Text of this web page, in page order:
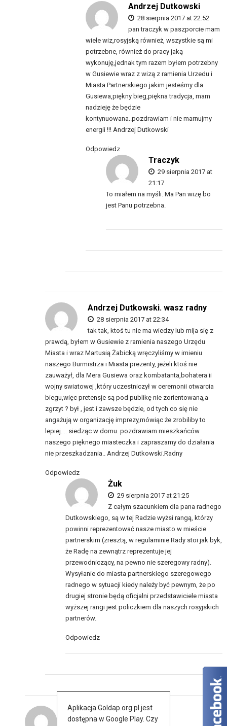
Andrzej Dutkowski
28 sierpnia 2017 at 22:52
pan traczyk w paszporcie mam
wiele wiz,rosyjską również, wszystkie są mi
potrzebne, również do pracy jaką
wykonuję,jednak tym razem byłem potrzebny
w Gusiewie wraz z wizą z ramienia Urzedu i
Miasta Partnerskiego jakim jesteśmy dla
Gusiewa,piękny bieg,piękna tradycja, mam
nadzieję że będzie
kontynuowana..pozdrawiam i nie marnujmy
energii !!! Andrzej Dutkowski
Odpowiedz
Traczyk
29 sierpnia 2017 at
21:17
To miałem na myśli. Ma Pan wizę bo
jest Panu potrzebna.
Andrzej Dutkowski. wasz radny
28 sierpnia 2017 at 22:34
tak tak, ktoś tu nie ma wiedzy lub mija się z
prawdą, byłem w Gusiewie z ramienia naszego Urzędu
Miasta i wraz Martusią Żabicką wręczyliśmy w imieniu
naszego Burmistrza i Miasta prezenty, jeżeli ktoś nie
zauważył, dla Mera Gusiewa oraz kombatanta,bohatera ii
wojny swiatowej ,który uczestniczył w ceremonii otwarcia
biegu,więc pretensje są pod publikę nie zorientowaną,a
zgrzyt ? był , jest i zawsze będzie, od tych co się nie
angażują w organizację imprezy,mówiąc że zrobiliby to
lepiej…. siedząc w domu. pozdrawiam mieszkańców
naszego pięknego miasteczka i zapraszamy do działania
nie przeszkadzania.. Andrzej Dutkowski.Radny
Odpowiedz
Żuk
29 sierpnia 2017 at 21:25
Z całym szacunkiem dla pana radnego
Dutkowskiego, są w tej Radzie wyżsi rangą, którzy
powinni reprezentować nasze miasto w mieście
partnerskim (zresztą, w regulaminie Rady stoi jak byk,
że Radę na zewnątrz reprezentuje jej
przewodniczący, na pewno nie szeregowy radny).
Wysyłanie do miasta partnerskiego szeregowego
radnego w sytuacji kiedy należy być pewnym, że po
drugiej stronie będą oficjalni przedstawiciele miasta
wyższej rangi jest policzkiem dla naszych rosyjskich
partnerów.
Odpowiedz
Tr
27 sierpnia 2017 at 11:48
Aplikacja Goldap.org.pl jest
dostępna w Google Play. Czy